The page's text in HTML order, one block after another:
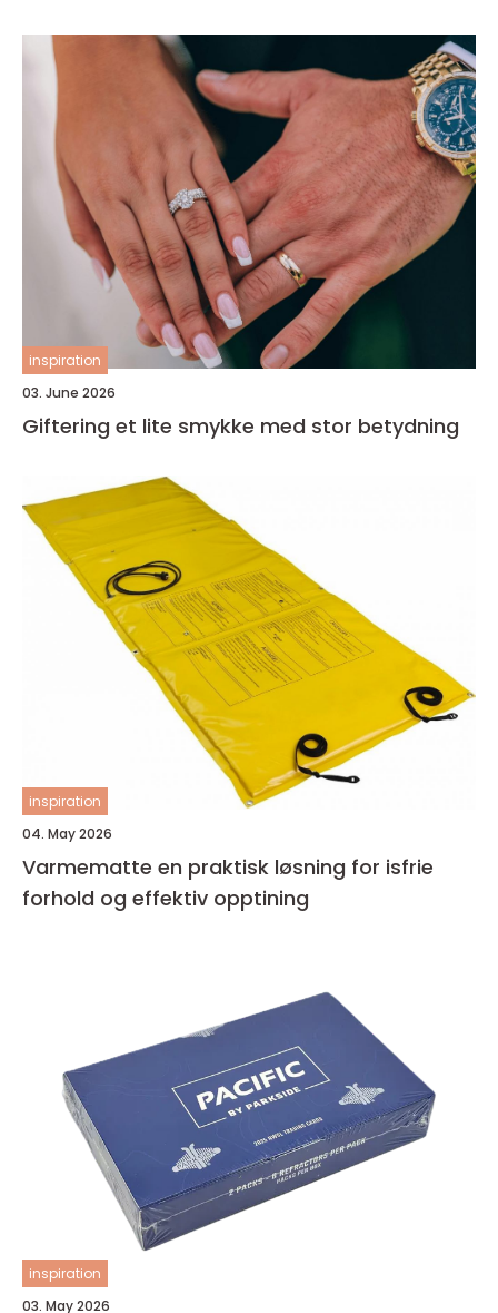
inspiration
03. June 2026
Giftering et lite smykke med stor betydning
inspiration
04. May 2026
Varmematte en praktisk løsning for isfrie
forhold og effektiv opptining
inspiration
03. May 2026